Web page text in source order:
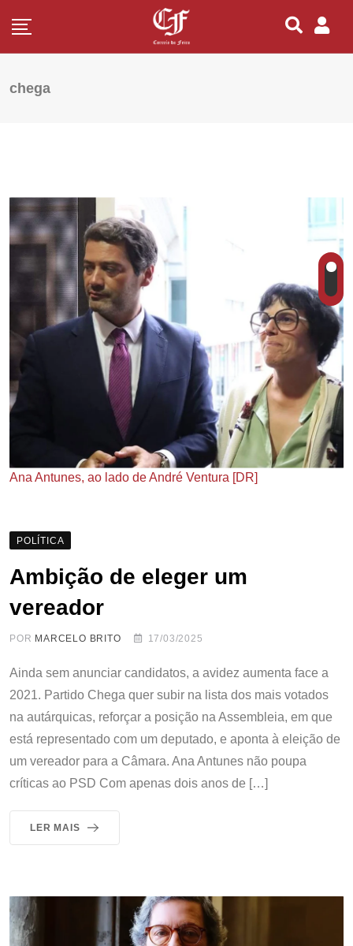
chega
Ana Antunes, ao lado de André Ventura [DR]
POLÍTICA
Ambição de eleger um
vereador
POR MARCELO BRITO 17/03/2025
Ainda sem anunciar candidatos, a avidez aumenta face a
2021. Partido Chega quer subir na lista dos mais votados
na autárquicas, reforçar a posição na Assembleia, em que
está representado com um deputado, e aponta à eleição de
um vereador para a Câmara. Ana Antunes não poupa
críticas ao PSD Com apenas dois anos de […]
LER MAIS